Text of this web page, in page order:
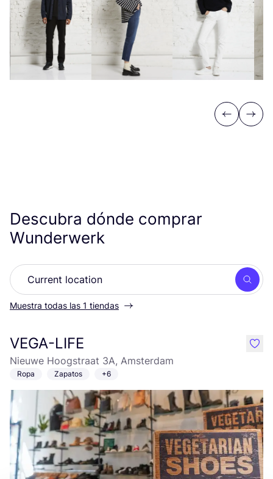
Previous
Next
Descubra dónde comprar
Wunderwerk
Muestra todas las 1 tiendas
VEGA-LIFE
Nieuwe Hoogstraat 3A, Amsterdam
Ropa Zapatos +6
like